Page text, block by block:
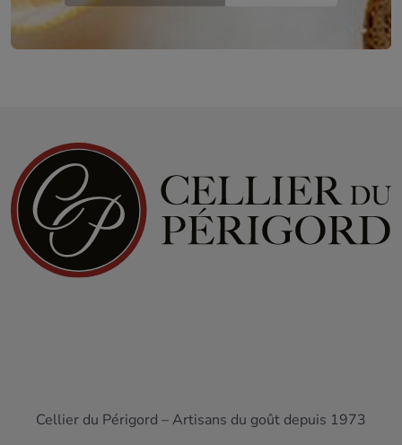
Cellier du Périgord – Artisans du goût depuis 1973